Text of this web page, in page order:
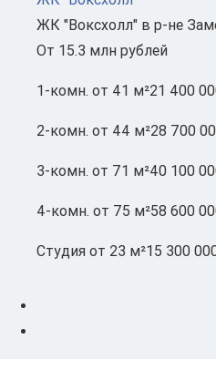
ЖК "Воксхолл" в р-не
От 15.3 млн рублей
1-комн. от 41 м²21 400
2-комн. от 44 м²28 700
3-комн. от 71 м²40 100
4-комн. от 75 м²58 600
Студия от 23 м²15 300